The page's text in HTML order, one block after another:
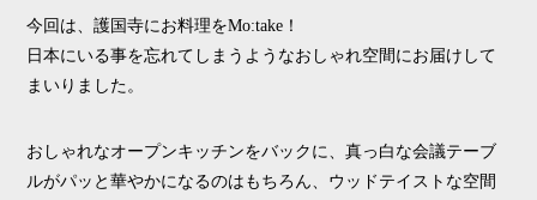
今回は、護国寺にお料理をMo:take！
日本にいる事を忘れてしまうようなおしゃれ空間にお届けして
まいりました。
おしゃれなオープンキッチンをバックに、真っ白な会議テーブ
ルがパッと華やかになるのはもちろん、ウッドテイストな空間